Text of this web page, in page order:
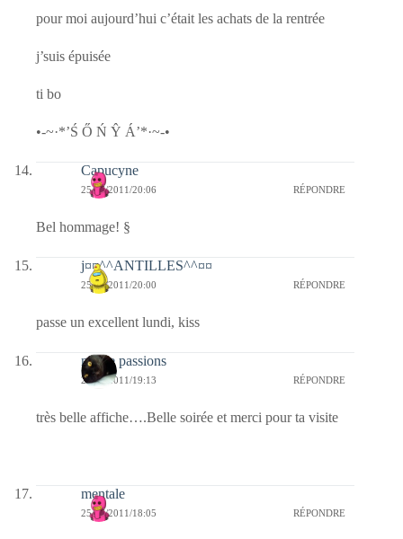
pour moi aujourd’hui c’était les achats de la rentrée
j’suis épuisée
ti bo
•-~·*’Ś Ő Ń Ŷ Á’*·~-•
Capucyne
25/07/2011/20:06 RÉPONDRE
Bel hommage! §
j¤¤^^ANTILLES^^¤¤
25/07/2011/20:00 RÉPONDRE
passe un excellent lundi, kiss
nicole passions
25/07/2011/19:13 RÉPONDRE
très belle affiche….Belle soirée et merci pour ta visite
mentale
25/07/2011/18:05 RÉPONDRE